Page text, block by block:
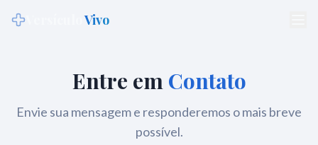
Vivo
Entre em Contato
Envie sua mensagem e responderemos o mais breve
possível.